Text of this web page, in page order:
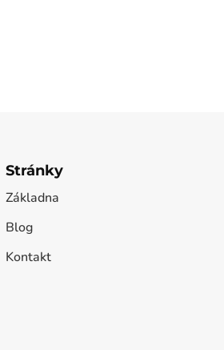
Stránky
Základna
Blog
Kontakt